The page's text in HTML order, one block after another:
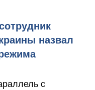
назвал
с